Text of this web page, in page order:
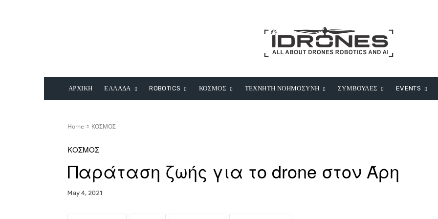
ΑΡΧΙΚΗ ΕΛΛΑΔΑ ROBOTICS ΚΟΣΜΟΣ ΤΕΧΝΗΤΗ ΝΟΗΜΟΣΥΝΗ ΣΥΜΒΟΥΛΕΣ EVENTS
Home ΚΟΣΜΟΣ
ΚΟΣΜΟΣ
Παράταση ζωής για το drone στον Άρη
May 4, 2021